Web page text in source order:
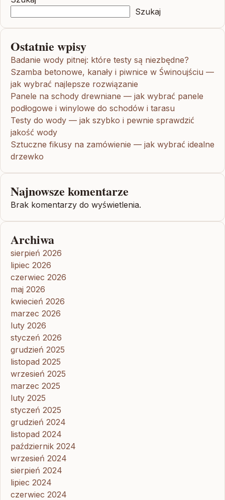
Szukaj
Ostatnie wpisy
Badanie wody pitnej: które testy są niezbędne?
Szamba betonowe, kanały i piwnice w Świnoujściu —
jak wybrać najlepsze rozwiązanie
Panele na schody drewniane — jak wybrać panele
podłogowe i winylowe do schodów i tarasu
Testy do wody — jak szybko i pewnie sprawdzić
jakość wody
Sztuczne fikusy na zamówienie — jak wybrać idealne
drzewko
Najnowsze komentarze
Brak komentarzy do wyświetlenia.
Archiwa
sierpień 2026
lipiec 2026
czerwiec 2026
maj 2026
kwiecień 2026
marzec 2026
luty 2026
styczeń 2026
grudzień 2025
listopad 2025
wrzesień 2025
marzec 2025
luty 2025
styczeń 2025
grudzień 2024
listopad 2024
październik 2024
wrzesień 2024
sierpień 2024
lipiec 2024
czerwiec 2024